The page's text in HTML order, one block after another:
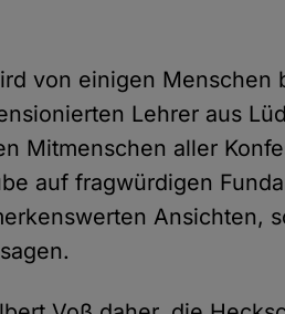
von einigen Menschen
Lehrer aus
Mitmenschen aller
auf fragwürdigen
Ansichten,